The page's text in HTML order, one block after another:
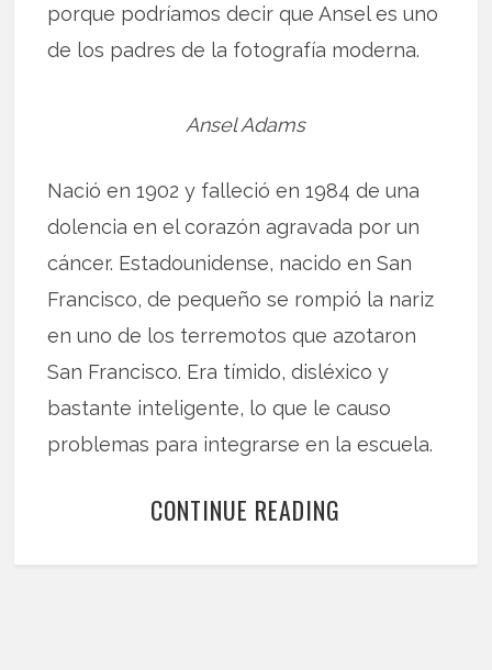
porque podríamos decir que Ansel es uno
de los padres de la fotografía moderna.
Ansel Adams
Nació en 1902 y falleció en 1984 de una
dolencia en el corazón agravada por un
cáncer. Estadounidense, nacido en San
Francisco, de pequeño se rompió la nariz
en uno de los terremotos que azotaron
San Francisco. Era tímido, disléxico y
bastante inteligente, lo que le causo
problemas para integrarse en la escuela.
CONTINUE READING